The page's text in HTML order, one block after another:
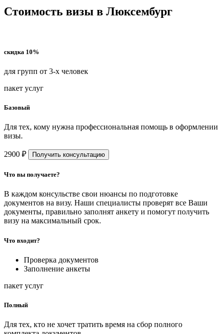
Стоимость визы в Люксембург
скидка 10%
для групп от 3-х человек
пакет услуг
Базовый
Для тех, кому нужна профессиональная помощь в оформлении
визы.
2900 ₽ Получить консультацию
Что вы получаете?
В каждом консульстве свои нюансы по подготовке
документов на визу. Наши специалисты проверят все Ваши
документы, правильно заполнят анкету и помогут получить
визу на максимальный срок.
Что входит?
Проверка документов
Заполнение анкеты
пакет услуг
Полный
Для тех, кто не хочет тратить время на сбор полного